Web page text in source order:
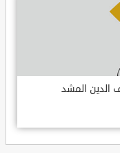
المشد